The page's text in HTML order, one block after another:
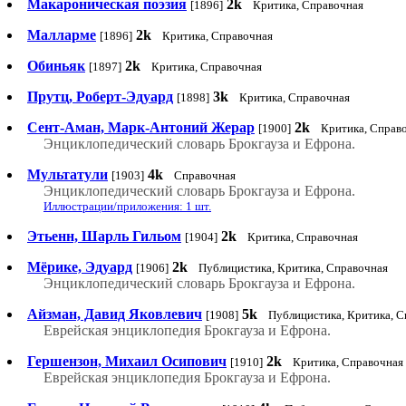
Макароническая поэзия [1896] 2k Критика, Справочная
Малларме [1896] 2k Критика, Справочная
Обиньяк [1897] 2k Критика, Справочная
Прутц, Роберт-Эдуард [1898] 3k Критика, Справочная
Сент-Аман, Марк-Антоний Жерар [1900] 2k Критика,
Энциклопедический словарь Брокгауза и Ефрона.
Мультатули [1903] 4k Справочная
Энциклопедический словарь Брокгауза и Ефрона.
Иллюстрации/приложения: 1 шт.
Этьенн, Шарль Гильом [1904] 2k Критика, Справочная
Мёрике, Эдуард [1906] 2k Публицистика, Критика, Справочная
Энциклопедический словарь Брокгауза и Ефрона.
Айзман, Давид Яковлевич [1908] 5k Публицистика, Критика,
Еврейская энциклопедия Брокгауза и Ефрона.
Гершензон, Михаил Осипович [1910] 2k Критика, Справочная
Еврейская энциклопедия Брокгауза и Ефрона.